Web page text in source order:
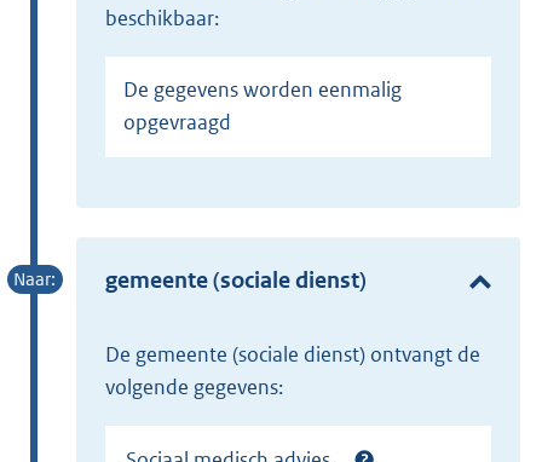
beschikbaar:
De gegevens worden eenmalig
opgevraagd
gemeente (sociale dienst)
de gemeente (sociale dienst) ontvangt de
volgende gegevens: